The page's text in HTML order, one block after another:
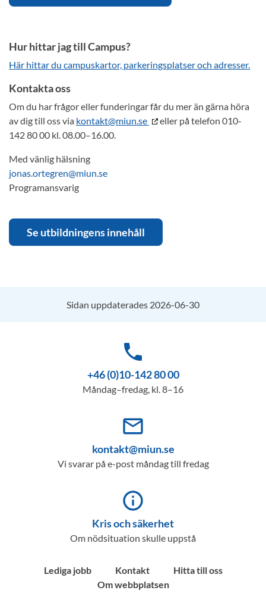
Hur hittar jag till Campus?
Här hittar du campuskartor, parkeringsplatser och adresser.
Kontakta oss
Om du har frågor eller funderingar får du mer än gärna höra
av dig till oss via kontakt@miun.se
eller på telefon 010-
142 80 00 kl. 08.00–16.00.
Med vänlig hälsning
jonas.ortegren@miun.se
Programansvarig
Se utbildningens innehåll
Sidan uppdaterades 2026-06-30
phone
+46 (0)10-142 80 00
Måndag–fredag, kl. 8–16
mail_outline
kontakt@miun.se
Vi svarar på e-post måndag till fredag
info_outline
Kris och säkerhet
Om nödsituation skulle uppstå
Lediga jobb Kontakt
Hitta till oss
Om webbplatsen